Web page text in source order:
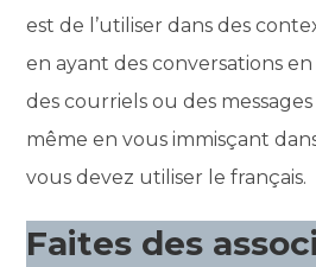
est de l’utiliser dans des
en ayant des conversations
des courriels ou des
même en vous immisçant
vous devez utiliser le français.
Faites des